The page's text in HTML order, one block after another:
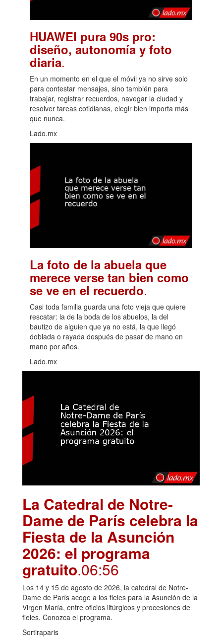
HUAWEI pura 90s pro:
diseño, autonomía y foto
diaria.
En un momento en el que el móvil ya no sirve solo
para contestar mensajes, sino también para
trabajar, registrar recuerdos, navegar la ciudad y
resolver tareas cotidianas, elegir bien importa más
que nunca.
Lado.mx
La foto de la abuela que
merece verse tan bien como
se ve en el recuerdo.
Casi toda familia guarda una foto vieja que quiere
rescatar: la de la boda de los abuelos, la del
bautizo de alguien que ya no está, la que llegó
doblada o rayada después de pasar de mano en
mano por años.
Lado.mx
La Catedral de Notre-
Dame de París celebra la
Fiesta de la Asunción
2026: el programa
gratuito.06:56
Los 14 y 15 de agosto de 2026, la catedral de Notre-
Dame de París acoge a los fieles para la Asunción de la
Virgen María, entre oficios litúrgicos y procesiones de
fieles. Conozca el programa.
Sortiraparis